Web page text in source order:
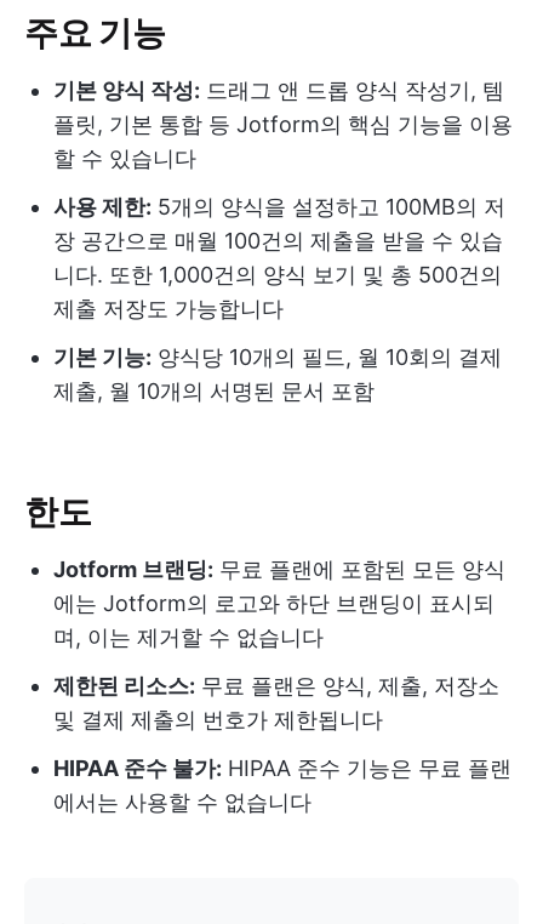
주요 기능
기본 양식 작성: 드래그 앤 드롭 양식 작성기, 템
플릿, 기본 통합 등 Jotform의 핵심 기능을 이용
할 수 있습니다
사용 제한: 5개의 양식을 설정하고 100MB의 저
장 공간으로 매월 100건의 제출을 받을 수 있습
니다. 또한 1,000건의 양식 보기 및 총 500건의
제출 저장도 가능합니다
기본 기능: 양식당 10개의 필드, 월 10회의 결제
제출, 월 10개의 서명된 문서 포함
한도
Jotform 브랜딩: 무료 플랜에 포함된 모든 양식
에는 Jotform의 로고와 하단 브랜딩이 표시되
며, 이는 제거할 수 없습니다
제한된 리소스: 무료 플랜은 양식, 제출, 저장소
및 결제 제출의 번호가 제한됩니다
HIPAA 준수 불가: HIPAA 준수 기능은 무료 플랜
에서는 사용할 수 없습니다